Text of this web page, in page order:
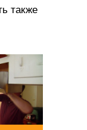
также